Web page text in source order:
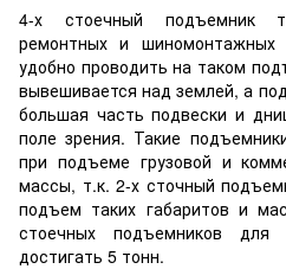
4-х стоечный подъемник
ремонтных и
удобно проводить на таком
вывешивается над землей, а
большая часть подвески и
поле зрения. Такие
при подъеме грузовой и
массы, т.к. 2-х сточный
подъем таких габаритов и
стоечных подъемников для
достигать 5 тонн.